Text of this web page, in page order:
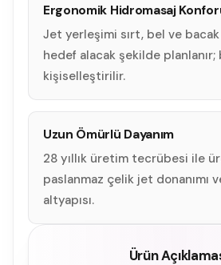
Ergonomik Hidromasaj
Jet yerleşimi sırt, bel ve
hedef alacak şekilde planlanır;
kişiselleştirilir.
Uzun Ömürlü Dayanım
28 yıllık üretim tecrübesi ile
paslanmaz çelik jet donanımı
altyapısı.
Ürün